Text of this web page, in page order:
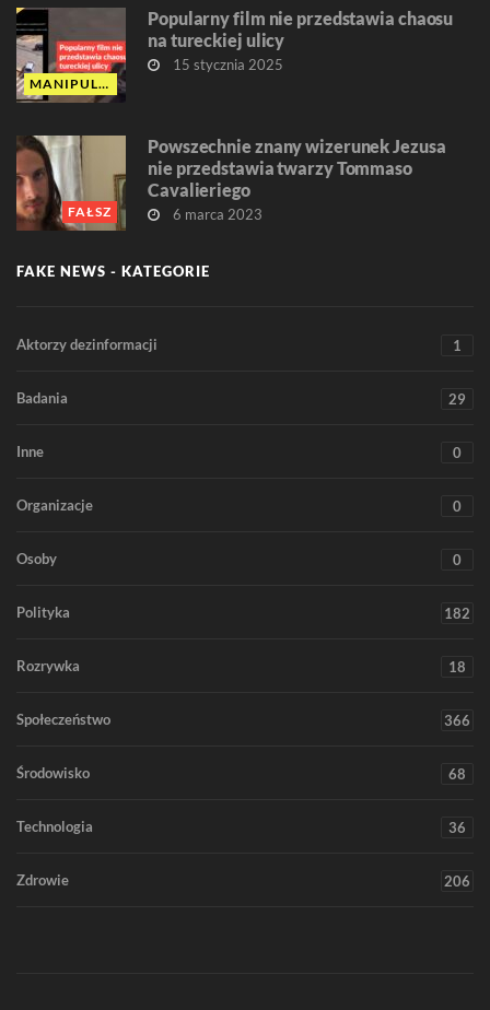
MANIPULACJA
Popularny film nie przedstawia chaosu
na tureckiej ulicy
15 stycznia 2025
FAŁSZ
Powszechnie znany wizerunek Jezusa
nie przedstawia twarzy Tommaso
Cavalieriego
6 marca 2023
FAKE NEWS - KATEGORIE
Aktorzy dezinformacji 1
Badania 29
Inne 0
Organizacje 0
Osoby 0
Polityka 182
Rozrywka 18
Społeczeństwo 366
Środowisko 68
Technologia 36
Zdrowie 206